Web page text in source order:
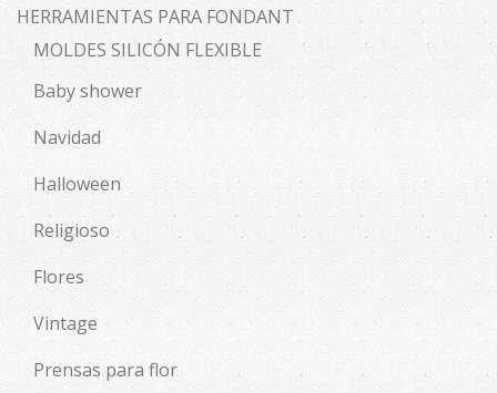
HERRAMIENTAS PARA FONDANT
MOLDES SILICÓN FLEXIBLE
Baby shower
Navidad
Halloween
Religioso
Flores
Vintage
Prensas para flor